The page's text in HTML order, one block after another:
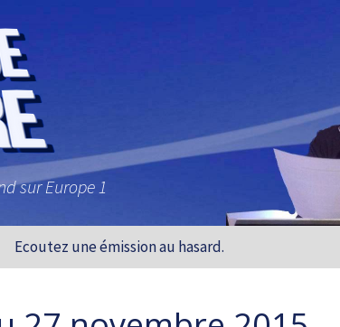
sur Europe 1
Ecoutez une émission au hasard.